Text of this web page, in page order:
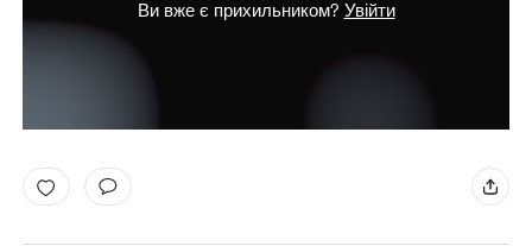
Ви вже є прихильником? Увійти